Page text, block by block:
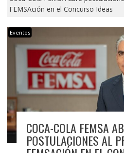
FEMSAción en el Concurso Ideas
Eventos
COCA-COLA FEMSA
POSTULACIONES AL